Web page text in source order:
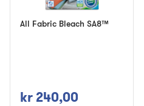
All Fabric Bleach SA8™
kr 240,00